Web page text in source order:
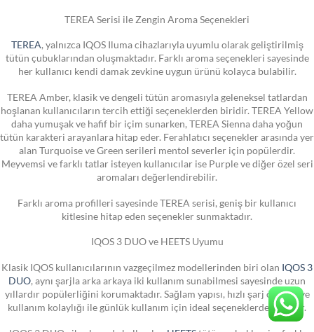
TEREA Serisi ile Zengin Aroma Seçenekleri
TEREA, yalnızca IQOS Iluma cihazlarıyla uyumlu olarak geliştirilmiş
tütün çubuklarından oluşmaktadır. Farklı aroma seçenekleri sayesinde
her kullanıcı kendi damak zevkine uygun ürünü kolayca bulabilir.
TEREA Amber, klasik ve dengeli tütün aromasıyla geleneksel tatlardan
hoşlanan kullanıcıların tercih ettiği seçeneklerden biridir. TEREA Yellow
daha yumuşak ve hafif bir içim sunarken, TEREA Sienna daha yoğun
tütün karakteri arayanlara hitap eder. Ferahlatıcı seçenekler arasında yer
alan Turquoise ve Green serileri mentol severler için popülerdir.
Meyvemsi ve farklı tatlar isteyen kullanıcılar ise Purple ve diğer özel seri
aromaları değerlendirebilir.
Farklı aroma profilleri sayesinde TEREA serisi, geniş bir kullanıcı
kitlesine hitap eden seçenekler sunmaktadır.
IQOS 3 DUO ve HEETS Uyumu
Klasik IQOS kullanıcılarının vazgeçilmez modellerinden biri olan IQOS 3
DUO, aynı şarjla arka arkaya iki kullanım sunabilmesi sayesinde uzun
yıllardır popülerliğini korumaktadır. Sağlam yapısı, hızlı şarj özelliği ve
kullanım kolaylığı ile günlük kullanım için ideal seçeneklerden biridir.